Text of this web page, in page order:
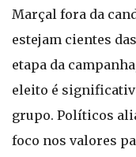
Marçal fora da
estejam cientes
etapa da
eleito é
grupo. Políticos
foco nos valores